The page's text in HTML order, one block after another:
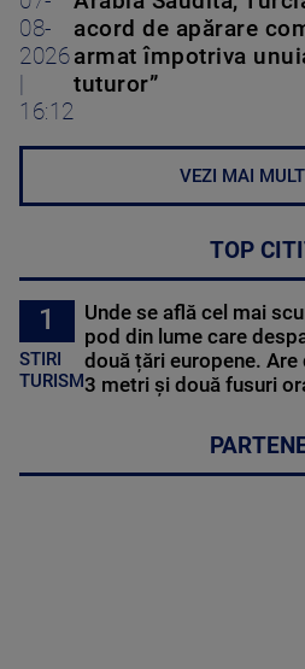
08-
2026
16:12
acord de apărare
armat împotriva
tuturor”
VEZI MAI
TOP
1
STIRI
TURISM
Unde se află cel mai
pod din lume care
două țări europene. Are
3 metri și două fusuri